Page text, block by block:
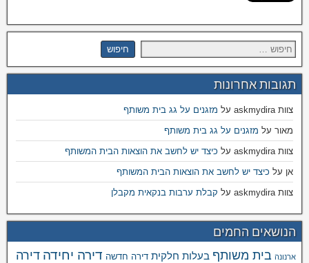
תגובות אחרונות
צוות askmydira על מזגנים על גג בית משותף
מאור על מזגנים על גג בית משותף
צוות askmydira
על כיצד יש לחשב את הוצאות הבית המשותף
אן על כיצד יש לחשב את הוצאות הבית המשותף
צוות askmydira
על קבלת ערבות בנקאית מקבלן
הנושאים החמים
ארנונה בית משותף בעלות חלקית דירה חדשה דירה יחידה דירה